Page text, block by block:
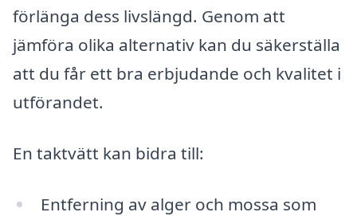
förlänga dess livslängd. Genom att
jämföra olika alternativ kan du säkerställa
att du får ett bra erbjudande och kvalitet i
utförandet.
En taktvätt kan bidra till:
Entferning av alger och mossa som